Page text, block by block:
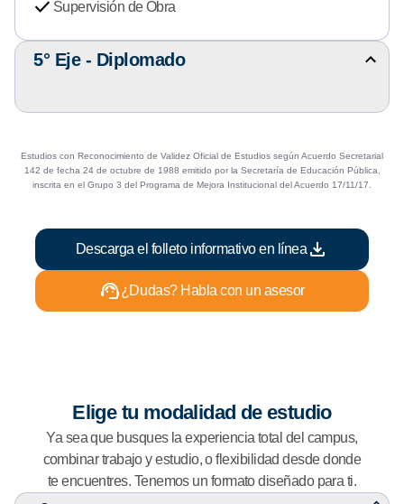
4
°
E
check Supervisión de Obra
5° Eje - Diplomado
M
a
r
o
u
l
l
Estudios con Reconocimiento de Validez Oficial de Estudios según Acuerdo Secretarial
142 de fecha 24 de octubre de 1988 emitido por la Secretaría de Educación Pública,
inscrita en el Grupo 3 del Programa de Mejora Institucional del Acuerdo 17/11/17.
Descarga el folleto informativo en línea
¿Dudas? Habla con un asesor
Elige tu modalidad de estudio
Ya sea que busques la experiencia total del campus,
combinar trabajo y estudio, o flexibilidad desde donde
te encuentres. Tenemos un formato diseñado para ti.